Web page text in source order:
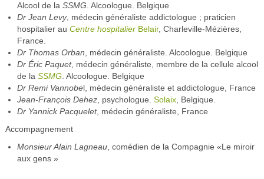
Alcool de la SSMG . Alcoologue. Belgique
Dr Jean Levy, médecin généraliste addictologue ; praticien
hospitalier au Centre hospitalier Belair, Charleville-Mézières,
France.
Dr Thomas Orban , médecin généraliste. Alcoologue. Belgique
Dr Éric Paquet, médecin généraliste, membre de la cellule alcool
de la SSMG . Alcoologue. Belgique
Dr Remi Vannobel, médecin généraliste et addictologue, France
Jean-François Dehez, psychologue. Solaix, Belgique.
Dr Yannick Pacquelet, médecin généraliste, France
Accompagnement
Monsieur Alain Lagneau, comédien de la Compagnie «Le miroir
aux gens »